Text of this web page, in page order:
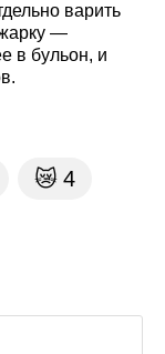
варить
—
в бульон, и
😿 4